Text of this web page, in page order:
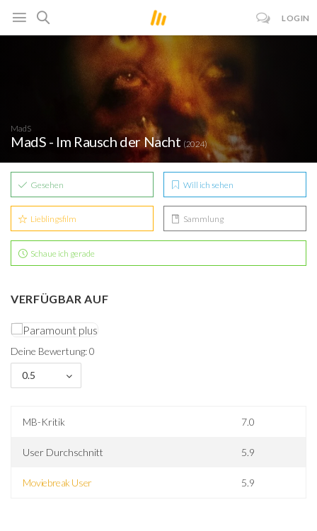
LOGIN
MadS
MadS - Im Rausch der Nacht (2024)
Gesehen Will ich sehen
Lieblingsfilm Sammlung
Schaue ich gerade
VERFÜGBAR AUF
Deine Bewertung: 0
0.5
MB-Kritik 7.0
User Durchschnitt 5.9
Moviebreak User 5.9